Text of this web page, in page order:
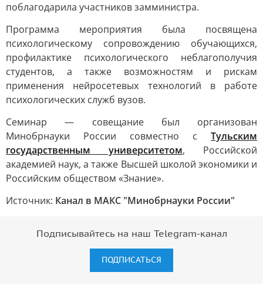
поблагодарила участников замминистра.
Программа мероприятия была посвящена
психологическому сопровождению обучающихся,
профилактике психологического неблагополучия
студентов, а также возможностям и рискам
применения нейросетевых технологий в работе
психологических служб вузов.
Семинар — совещание был организован
Минобрнауки России совместно с Тульским
государственным университетом, Российской
академией наук, а также Высшей школой экономики и
Российским обществом «Знание».
Источник: Канал в МАКС "Минобрнауки России"
Подписывайтесь на наш Telegram-канал
ПОДПИСАТЬСЯ